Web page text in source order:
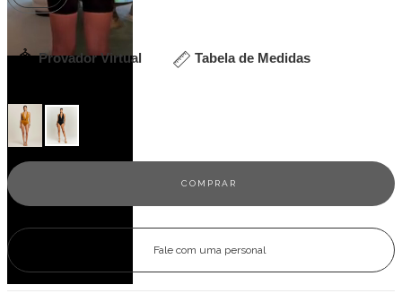
Provador Virtual Tabela de Medidas
Fale com uma personal